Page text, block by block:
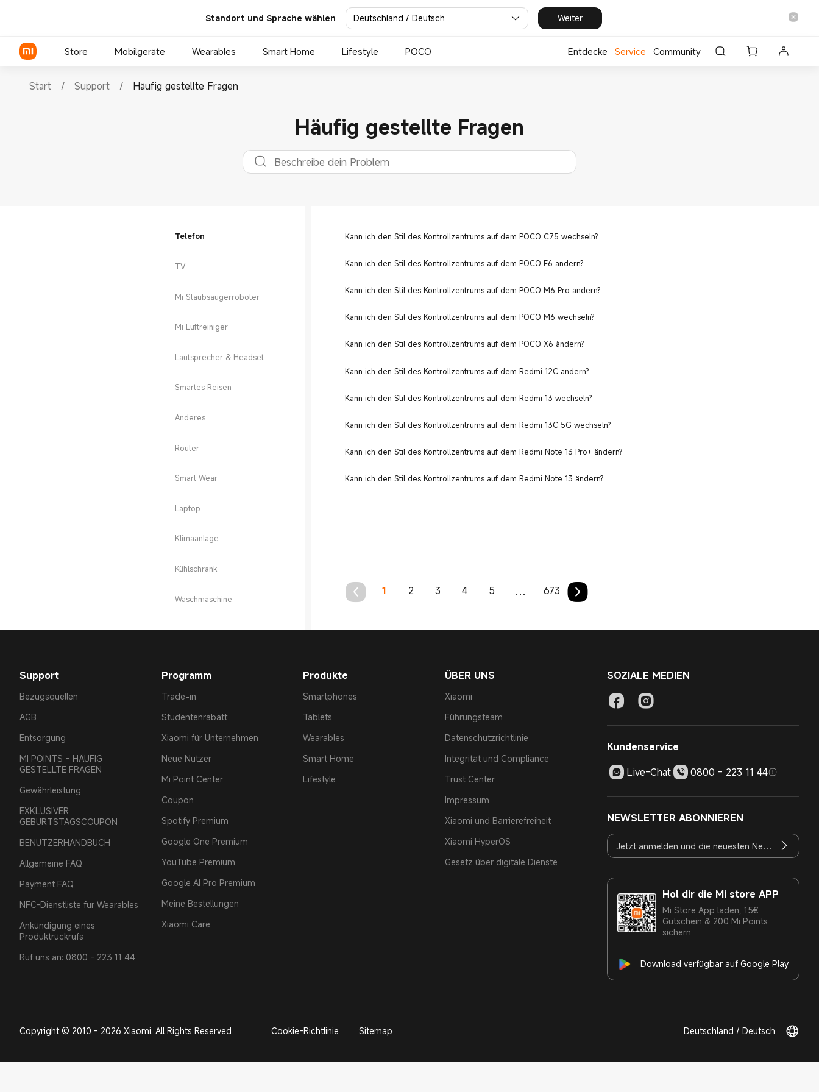
Standort und Sprache wählen Deutschland / Deutsch Weiter
Store Mobilgeräte Wearables Smart Home Lifestyle POCO Entdecke ⁣Service Community
Start / Support / Häufig gestellte Fragen
Häufig gestellte Fragen
Telefon
TV
Mi Staubsaugerroboter
Mi Luftreiniger
Lautsprecher & Headset
Smartes Reisen
Anderes
Router
Smart Wear
Laptop
Klimaanlage
Kühlschrank
Waschmaschine
Kann ich den Stil des Kontrollzentrums auf dem POCO C75 wechseln?
Kann ich den Stil des Kontrollzentrums auf dem POCO F6 ändern?
Kann ich den Stil des Kontrollzentrums auf dem POCO M6 Pro ändern?
Kann ich den Stil des Kontrollzentrums auf dem POCO M6 wechseln?
Kann ich den Stil des Kontrollzentrums auf dem POCO X6 ändern?
Kann ich den Stil des Kontrollzentrums auf dem Redmi 12C ändern?
Kann ich den Stil des Kontrollzentrums auf dem Redmi 13 wechseln?
Kann ich den Stil des Kontrollzentrums auf dem Redmi 13C 5G wechseln?
Kann ich den Stil des Kontrollzentrums auf dem Redmi Note 13 Pro+ ändern?
Kann ich den Stil des Kontrollzentrums auf dem Redmi Note 13 ändern?
1 2 3 4 5 ... 673
Support
Bezugsquellen
AGB
Entsorgung
MI POINTS – HÄUFIG
GESTELLTE FRAGEN
Gewährleistung
EXKLUSIVER
GEBURTSTAGSCOUPON
BENUTZERHANDBUCH
Allgemeine FAQ
Payment FAQ
NFC-Dienstliste für Wearables
Ankündigung eines
Produktrückrufs
Ruf uns an: 0800 - 223 11 44
Programm
Trade-in
Studentenrabatt
Xiaomi für Unternehmen
Neue Nutzer
Mi Point Center
Coupon
Spotify Premium
Google One Premium
YouTube Premium
Google AI Pro Premium
Meine Bestellungen
Xiaomi Care
Produkte
Smartphones
Tablets
Wearables
Smart Home
Lifestyle
ÜBER UNS
Xiaomi
Führungsteam
Datenschutzrichtlinie
Integrität und Compliance
Trust Center
Impressum
Xiaomi und Barrierefreiheit
Xiaomi HyperOS
Gesetz über digitale Dienste
SOZIALE MEDIEN
Kundenservice
Live-Chat
0800 - 223 11 44
NEWSLETTER ABONNIEREN
Hol dir die Mi store APP
Mi Store App laden, 15€
Gutschein & 200 Mi Points
sichern
Download verfügbar auf Google Play
Copyright © 2010 - 2026 Xiaomi. All Rights Reserved Cookie-Richtlinie Sitemap Deutschland / Deutsch